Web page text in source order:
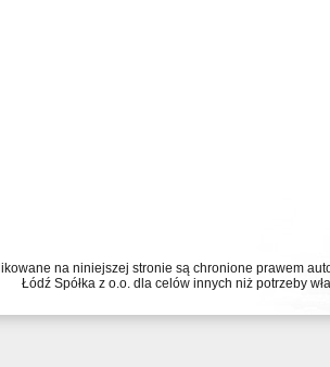
na niniejszej stronie są chronione prawem
Łódź Spółka z o.o. dla celów innych niż potrzeby